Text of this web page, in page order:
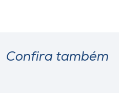
Confira também